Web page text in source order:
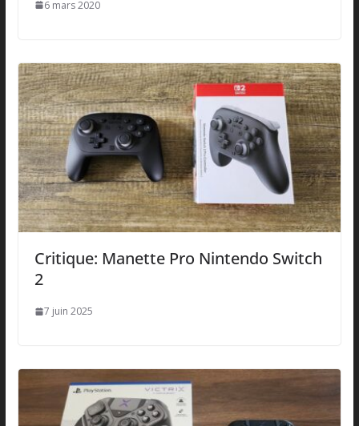
6 mars 2020
Critique: Manette Pro Nintendo Switch
2
7 juin 2025